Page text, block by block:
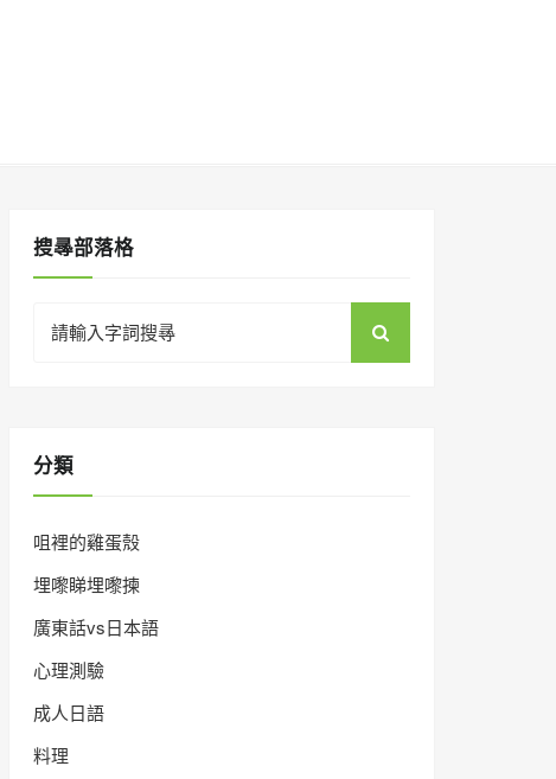
搜㝷部落格
for:
分類
咀裡的雞蛋殼
埋嚟睇埋嚟揀
廣東話vs日本語
心理測驗
成人日語
料理